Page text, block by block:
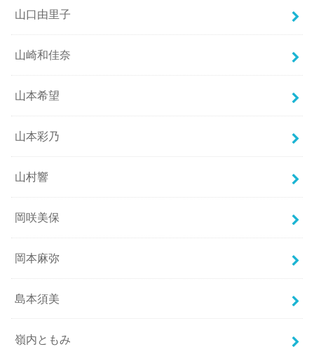
山口由里子
山崎和佳奈
山本希望
山本彩乃
山村響
岡咲美保
岡本麻弥
島本須美
嶺内ともみ